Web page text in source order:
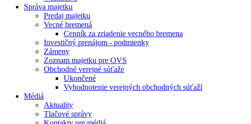
Správa majetku
Predaj majetku
Vecné bremená
Cenník za zriadenie vecného bremena
Investičný prenájom - podmienky
Zámeny
Zoznam majetku pre OVS
Obchodné verejné súťaže
Ukončené
Vyhodnotenie verejných obchodných súťaží
Médiá
Aktuality
Tlačové správy